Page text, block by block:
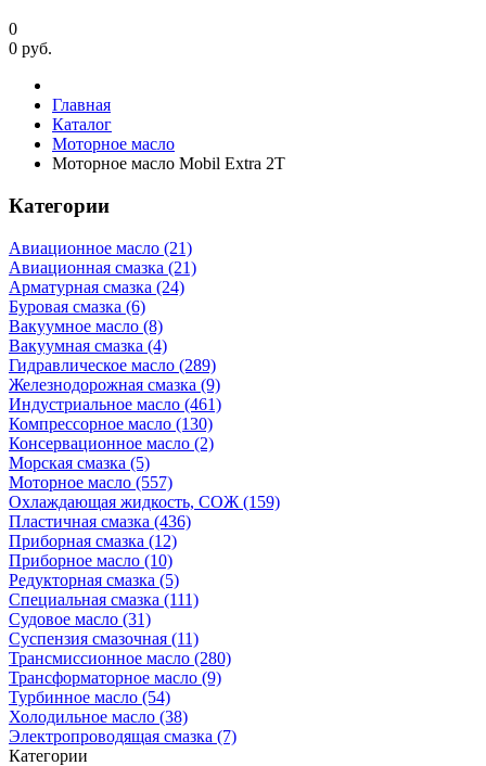
0
0 руб.
Главная
Каталог
Моторное масло
Моторное масло Mobil Extra 2T
Категории
Авиационное масло (21)
Авиационная смазка (21)
Арматурная смазка (24)
Буровая смазка (6)
Вакуумное масло (8)
Вакуумная смазка (4)
Гидравлическое масло (289)
Железнодорожная смазка (9)
Индустриальное масло (461)
Компрессорное масло (130)
Консервационное масло (2)
Морская смазка (5)
Моторное масло (557)
Охлаждающая жидкость, СОЖ (159)
Пластичная смазка (436)
Приборная смазка (12)
Приборное масло (10)
Редукторная смазка (5)
Специальная смазка (111)
Судовое масло (31)
Суспензия смазочная (11)
Трансмиссионное масло (280)
Трансформаторное масло (9)
Турбинное масло (54)
Холодильное масло (38)
Электропроводящая смазка (7)
Категории